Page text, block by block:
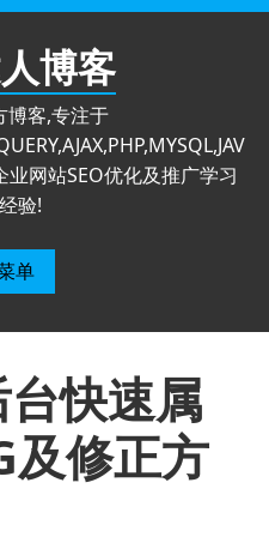
博客
博客,专注于
业网站SEO优化及推广学习
验!
单
快速属
及修正方